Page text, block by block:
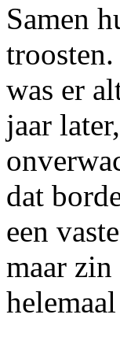
Samen
was er
jaar
dat
een
maar